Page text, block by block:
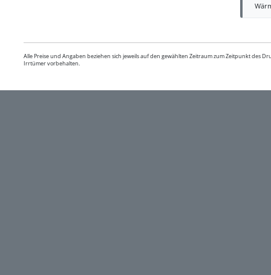
Alle Preise und Angaben beziehen sich jeweils auf den gewählten Zeitraum zum Zeitpunkt des
Irrtümer vorbehalten.